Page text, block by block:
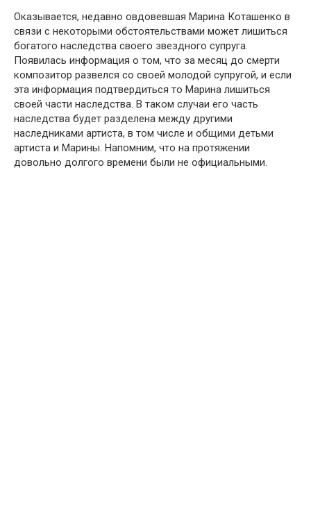
Оказывается, недавно овдовевшая Марина Коташенко в
связи с некоторыми обстоятельствами может лишиться
богатого наследства своего звездного супруга.
Появилась информация о том, что за месяц до смерти
композитор развелся со своей молодой супругой, и если
эта информация подтвердиться то Марина лишиться
своей части наследства. В таком случаи его часть
наследства будет разделена между другими
наследниками артиста, в том числе и общими детьми
артиста и Марины. Напомним, что на протяжении
довольно долгого времени были не официальными.